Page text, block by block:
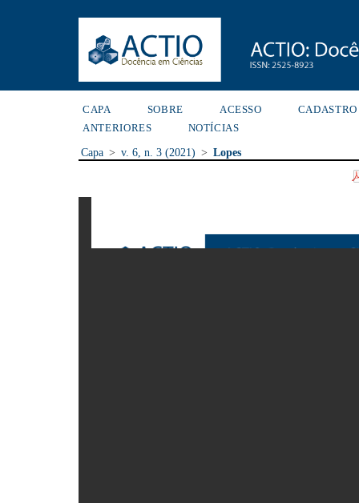
CAPA SOBRE ACESSO
CADASTRO
ANTERIORES
NOTÍCIAS
Capa > v. 6, n. 3 (2021) > Lopes